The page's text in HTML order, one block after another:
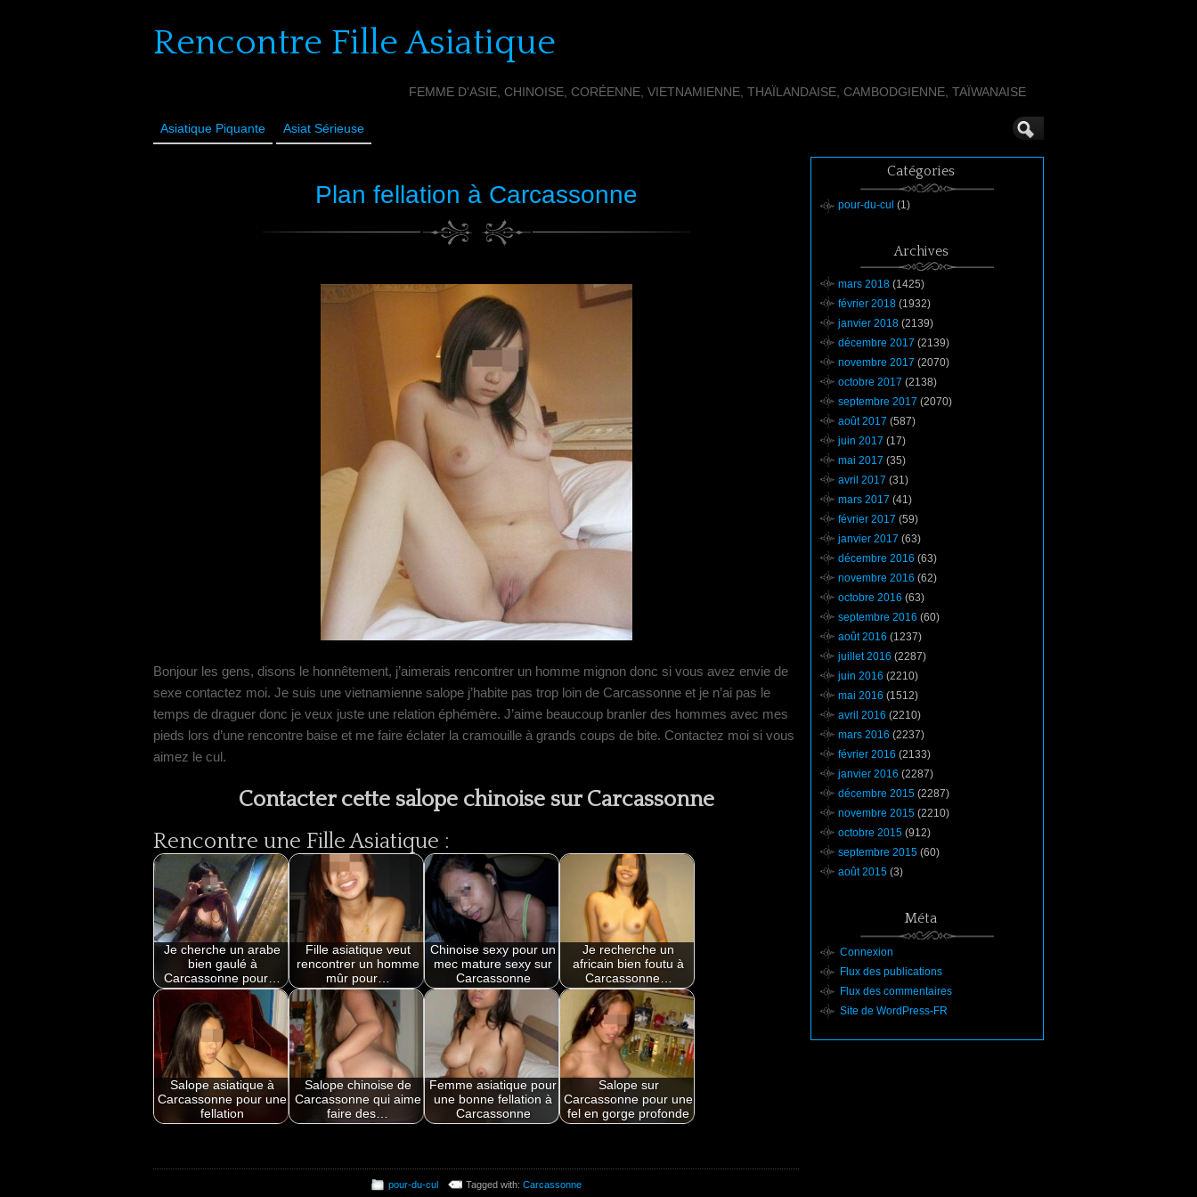
Rencontre Fille Asiatique
FEMME D'ASIE, CHINOISE, CORÉENNE, VIETNAMIENNE, THAÏLANDAISE, CAMBODGIENNE, TAÏWANAISE
Asiatique Piquante Asiat Sérieuse
Plan fellation à Carcassonne
Bonjour les gens, disons le honnêtement, j’aimerais rencontrer un homme mignon donc si vous avez envie de
sexe contactez moi. Je suis une vietnamienne salope j’habite pas trop loin de Carcassonne et je n’ai pas le
temps de draguer donc je veux juste une relation éphémère. J’aime beaucoup branler des hommes avec mes
pieds lors d’une rencontre baise et me faire éclater la cramouille à grands coups de bite. Contactez moi si vous
aimez le cul.
Contacter cette salope chinoise sur Carcassonne
Rencontre une Fille Asiatique :
Je cherche un arabe
bien gaulé à
Carcassonne pour…
Fille asiatique veut
rencontrer un homme
mûr pour…
Chinoise sexy pour un
mec mature sexy sur
Carcassonne
Je recherche un
africain bien foutu à
Carcassonne…
Salope asiatique à
Carcassonne pour une
fellation
Salope chinoise de
Carcassonne qui aime
faire des…
Femme asiatique pour
une bonne fellation à
Carcassonne
Salope sur
Carcassonne pour une
fel en gorge profonde
pour-du-cul Tagged with: Carcassonne
Catégories
pour-du-cul (1)
Archives
mars 2018 (1425)
février 2018 (1932)
janvier 2018 (2139)
décembre 2017 (2139)
novembre 2017 (2070)
octobre 2017 (2138)
septembre 2017 (2070)
août 2017 (587)
juin 2017 (17)
mai 2017 (35)
avril 2017 (31)
mars 2017 (41)
février 2017 (59)
janvier 2017 (63)
décembre 2016 (63)
novembre 2016 (62)
octobre 2016 (63)
septembre 2016 (60)
août 2016 (1237)
juillet 2016 (2287)
juin 2016 (2210)
mai 2016 (1512)
avril 2016 (2210)
mars 2016 (2237)
février 2016 (2133)
janvier 2016 (2287)
décembre 2015 (2287)
novembre 2015 (2210)
octobre 2015 (912)
septembre 2015 (60)
août 2015 (3)
Méta
Connexion
Flux des publications
Flux des commentaires
Site de WordPress-FR